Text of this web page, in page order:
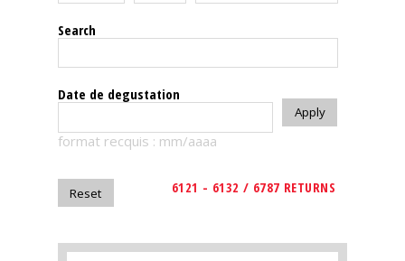
Tasting
reviews
The
magazine
Magazine
Search
Date de degustation
format recquis : mm/aaaa
6121 - 6132 / 6787 RETURNS